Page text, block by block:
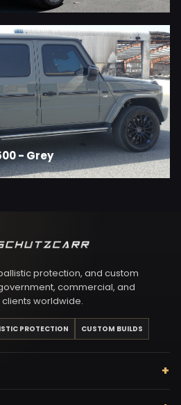
- Grey
protection, and custom
commercial, and
worldwide.
PROTECTION CUSTOM BUILDS